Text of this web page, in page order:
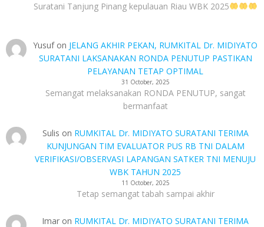
Suratani Tanjung Pinang kepulauan Riau WBK 2025
Yusufon JELANG AKHIR PEKAN, RUMKITAL Dr. MIDIYATO
SURATANI LAKSANAKAN RONDA PENUTUP PASTIKAN
PELAYANAN TETAP OPTIMAL
31 October, 2025
Semangat melaksanakan RONDA PENUTUP, sangat
bermanfaat
Sulis on RUMKITAL Dr. MIDIYATO SURATANI TERIMA
KUNJUNGAN TIM EVALUATOR PUS RB TNI DALAM
VERIFIKASI/OBSERVASI LAPANGAN SATKER TNI MENUJU
WBK TAHUN 2025
11 October, 2025
Tetap semangat tabah sampai akhir
Imar on RUMKITAL Dr. MIDIYATO SURATANI TERIMA